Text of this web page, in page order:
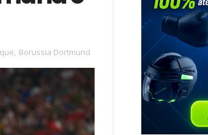
, Borussia Dortmund